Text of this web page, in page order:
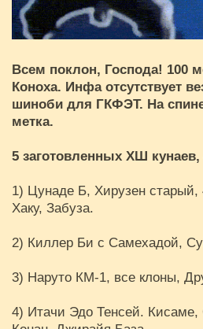
Всем поклон, Господа! 100
Коноха. Инфа отсутствует
шиноби для ГКФЭТ. На
метка.
5 заготовленных ХШ
1) Цунаде Б, Хирузен старый,
Хаку, Забуза.
2) Киллер Би с Самехадой,
3) Наруто КМ-1, все клоны,
4) Итачи Эдо Тенсей.